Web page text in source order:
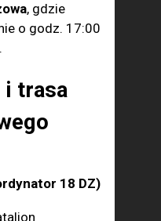
, gdzie
o godz. 17:00
i trasa
18 DZ)